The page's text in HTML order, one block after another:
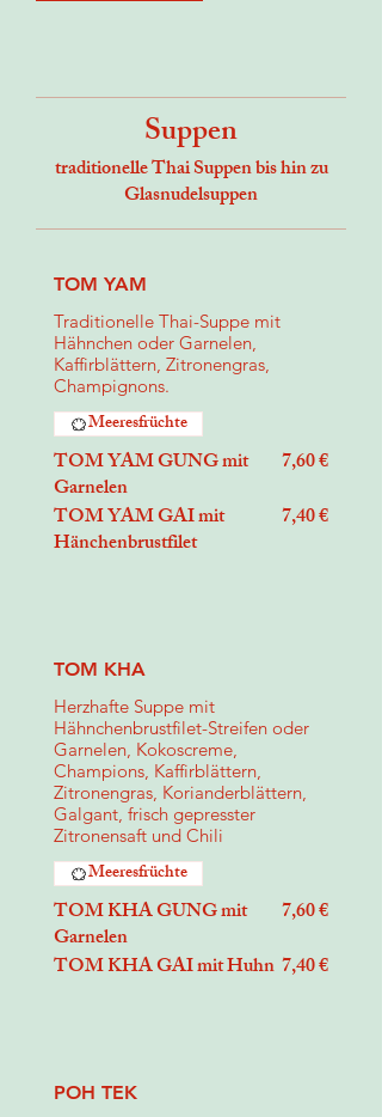
Suppen
traditionelle Thai Suppen bis hin zu
Glasnudelsuppen
TOM YAM
Traditionelle Thai-Suppe mit
Hähnchen oder Garnelen,
Kaffirblättern, Zitronengras,
Champignons.
TOM YAM GUNG mit
Garnelen
7,60 €
TOM YAM GAI mit
Hänchenbrustfilet
7,40 €
Meeresfrüchte
TOM KHA
Herzhafte Suppe mit
Hähnchenbrustfilet-Streifen oder
Garnelen, Kokoscreme,
Champions, Kaffirblättern,
Zitronengras, Korianderblättern,
Galgant, frisch gepresster
Zitronensaft und Chili
TOM KHA GUNG mit
Garnelen
7,60 €
TOM KHA GAI mit Huhn 7,40 €
Meeresfrüchte
POH TEK